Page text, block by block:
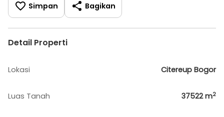
Simpan Bagikan
Detail Properti
Lokasi Citereup Bogor
Luas Tanah 37522m2